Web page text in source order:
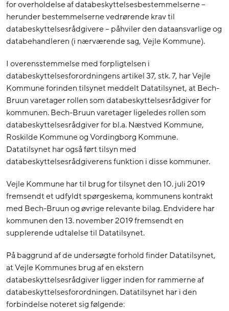
for overholdelse af databeskyttelsesbestemmelserne –
herunder bestemmelserne vedrørende krav til
databeskyttelsesrådgivere – påhviler den dataansvarlige og
databehandleren (i nærværende sag, Vejle Kommune).
I overensstemmelse med forpligtelsen i
databeskyttelsesforordningens artikel 37, stk. 7, har Vejle
Kommune forinden tilsynet meddelt Datatilsynet, at Bech-
Bruun varetager rollen som databeskyttelsesrådgiver for
kommunen. Bech-Bruun varetager ligeledes rollen som
databeskyttelsesrådgiver for bl.a. Næstved Kommune,
Roskilde Kommune og Vordingborg Kommune.
Datatilsynet har også ført tilsyn med
databeskyttelsesrådgiverens funktion i disse kommuner.
Vejle Kommune har til brug for tilsynet den 10. juli 2019
fremsendt et udfyldt spørgeskema, kommunens kontrakt
med Bech-Bruun og øvrige relevante bilag. Endvidere har
kommunen den 13. november 2019 fremsendt en
supplerende udtalelse til Datatilsynet.
På baggrund af de undersøgte forhold finder Datatilsynet,
at Vejle Kommunes brug af en ekstern
databeskyttelsesrådgiver ligger inden for rammerne af
databeskyttelsesforordningen. Datatilsynet har i den
forbindelse noteret sig følgende: